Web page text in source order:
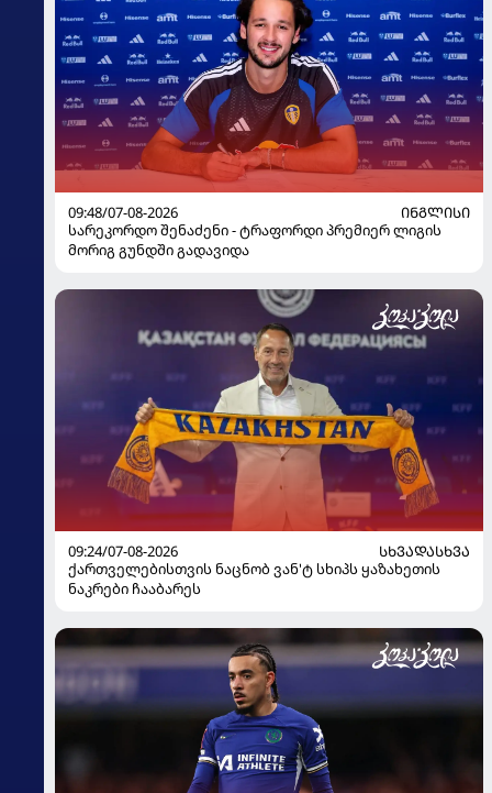
09:48/07-08-2026
ᲘᲜᲒᲚᲘᲡᲘ
სარეკორდო შენაძენი - ტრაფორდი პრემიერ ლიგის
მორიგ გუნდში გადავიდა
09:24/07-08-2026
ᲡᲮᲕᲐᲓᲐᲡᲮᲕᲐ
ქართველებისთვის ნაცნობ ვან'ტ სხიპს ყაზახეთის
ნაკრები ჩააბარეს